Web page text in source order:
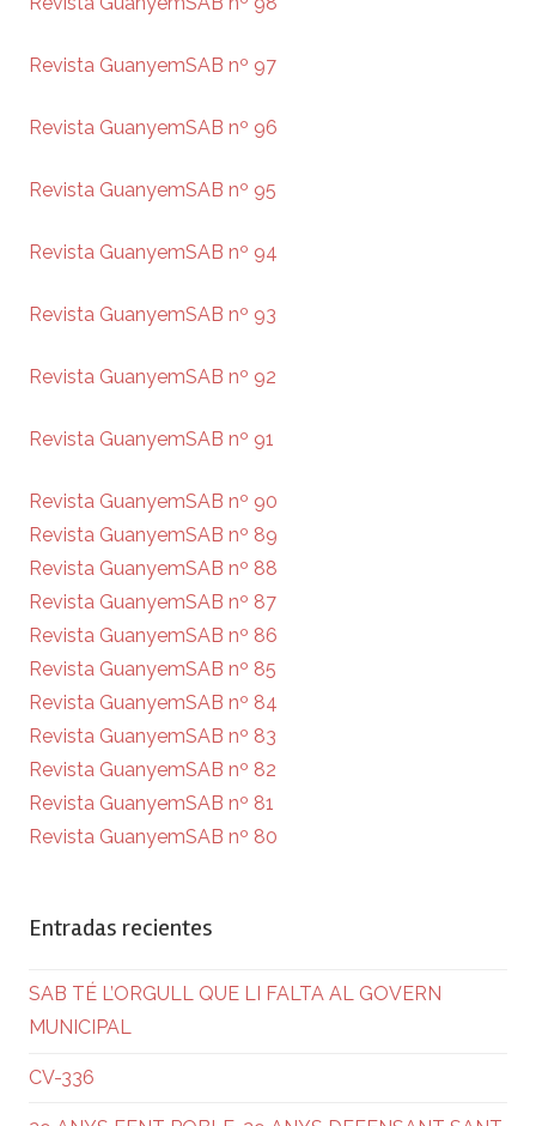
Revista GuanyemSAB nº 97
Revista GuanyemSAB nº 96
Revista GuanyemSAB nº 95
Revista GuanyemSAB nº 94
Revista GuanyemSAB nº 93
Revista GuanyemSAB nº 92
Revista GuanyemSAB nº 91
Revista GuanyemSAB nº 90
Revista GuanyemSAB nº 89
Revista GuanyemSAB nº 88
Revista GuanyemSAB nº 87
Revista GuanyemSAB nº 86
Revista GuanyemSAB nº 85
Revista GuanyemSAB nº 84
Revista GuanyemSAB nº 83
Revista GuanyemSAB nº 82
Revista GuanyemSAB nº 81
Revista GuanyemSAB nº 80
Entradas recientes
SAB TÉ L’ORGULL QUE LI FALTA AL GOVERN
MUNICIPAL
CV-336